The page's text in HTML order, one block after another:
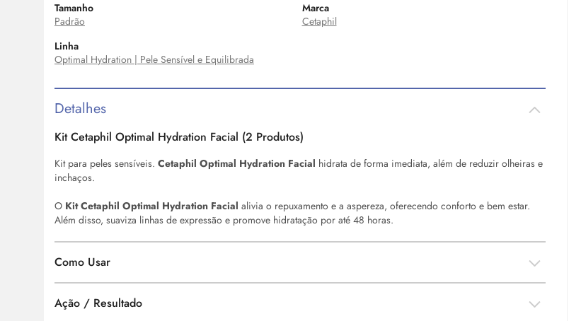
Tamanho
Padrão
Marca
Cetaphil
Linha
Optimal Hydration | Pele Sensível e Equilibrada
Detalhes
Kit Cetaphil Optimal Hydration Facial (2 Produtos)
Kit para peles sensíveis. Cetaphil Optimal Hydration Facial hidrata de forma imediata, além de reduzir olheiras e
inchaços.
O Kit Cetaphil Optimal Hydration Facial alivia o repuxamento e a aspereza, oferecendo conforto e bem estar.
Além disso, suaviza linhas de expressão e promove hidratação por até 48 horas.
Como Usar
Ação / Resultado